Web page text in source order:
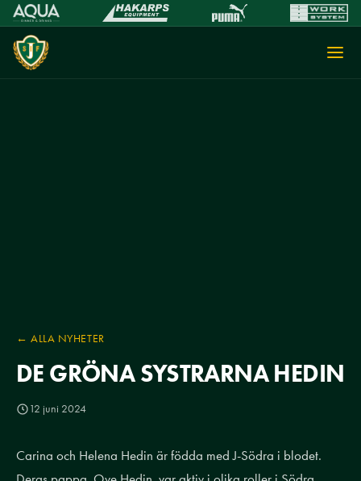
← ALLA NYHETER
DE GRÖNA SYSTRARNA HEDIN
12 juni 2024
Carina och Helena Hedin är födda med J-Södra i blodet.